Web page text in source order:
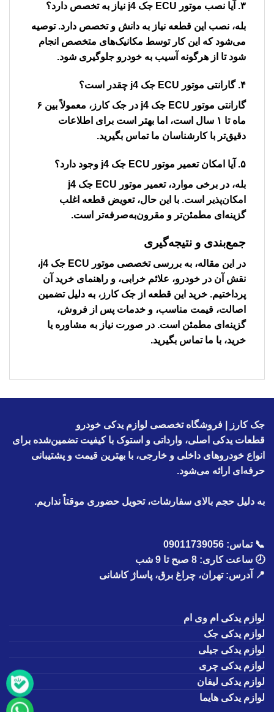
۳. آیا نصب موتور ECU جک j4
نیاز به تخصص دارد؟
بله، نصب این قطعه نیاز به دانش و تخصص دارد. توصیه
می‌شود که این کار توسط مکانیک‌های متخصص انجام
شود تا از هرگونه آسیب به خودرو جلوگیری شود.
۴. گارانتی موتور ECU جک j4
چقدر است؟
گارانتی موتور ECU جک j4
در جک کارز، معمولاً بین ۶
ماه تا ۱ سال است، اما بهتر است برای اطلاعات
دقیق‌تر با کارشناسان ما تماس بگیرید.
۵. آیا امکان تعمیر موتور ECU جک j4
وجود دارد؟
بله، در برخی موارد، تعمیر موتور ECU جک j4
امکان‌پذیر است. با این حال، تعویض قطعه اغلب
گزینه‌ای مطمئن‌تر و مقرون‌به‌صرفه‌تر است.
جمع‌بندی و نتیجه‌گیری
در این مقاله، به بررسی تخصصی موتور ECU جک j4
،
نقش آن در خودرو، علائم خرابی، و راهنمای خرید آن
پرداختیم. خرید این قطعه از جک کارز، به دلیل تضمین
اصالت، قیمت مناسب، و خدمات پس از فروش،
گزینه‌ای مطمئن است. در صورت نیاز به مشاوره یا
خرید، با ما تماس بگیرید.
جک کارز | فروشگاه تخصصی لوازم یدکی خودرو
قطعات یدکی اصلی، وارداتی و استوک با کیفیت تضمین‌شده برای
انواع خودروهای داخلی و خارجی، با بهترین قیمت و پشتیبانی
حرفه‌ای ارائه می‌شود.
به دلیل حجم بالای سفارشات، تحویل حضوری موقتاً نداریم.
📞تماس: 09011739056
🕗 ساعت کاری: 8 صبح تا 9 شب
📍
آدرس: تهران، چراغ برق، پاساژ کاشانی
لوازم یدکی ام وی ام
لوازم یدکی جک
لوازم یدکی جیلی
لوازم یدکی چری
لوازم یدکی لیفان
لوازم یدکی هایما